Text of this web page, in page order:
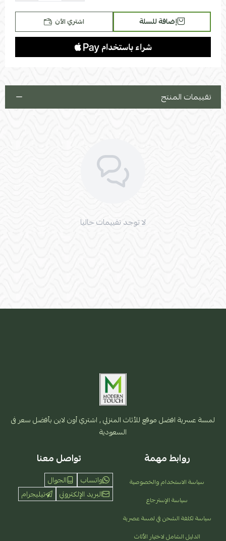
إضافة للسلة اشتري الآن
تقييمات المنتج
لا توجد تقييمات حاليا
لمسة عسرية افضل موقع للأثاث المنزلي , اشتري أون لاين بأفضل سعر فى
السعودية
روابط مهمة
سياسة الاستخدام والخصوصية
سياسة الإسترجاع
سياسة تكلفة الشحن في لمسة عصرية
الدليل الشامل لاختيار الأثاث
تواصل معنا
واتساب
الجوال
البريد الإلكتروني
تيليجرام